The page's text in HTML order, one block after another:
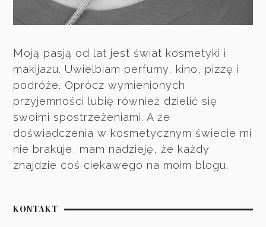
Moją pasją od lat jest świat kosmetyki i
makijażu. Uwielbiam perfumy, kino, pizzę i
podróże. Oprócz wymienionych
przyjemności lubię również dzielić się
swoimi spostrzeżeniami. A że
doświadczenia w kosmetycznym świecie mi
nie brakuje, mam nadzieję, że każdy
znajdzie coś ciekawego na moim blogu.
KONTAKT